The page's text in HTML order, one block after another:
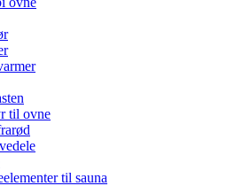
til ovne
til sauna